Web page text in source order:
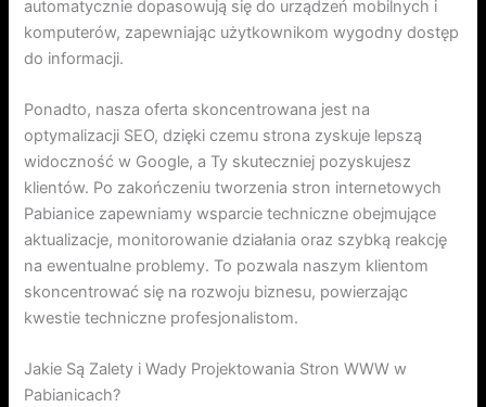
automatycznie dopasowują się do urządzeń mobilnych i
komputerów, zapewniając użytkownikom wygodny dostęp
do informacji.
Ponadto, nasza oferta skoncentrowana jest na
optymalizacji SEO, dzięki czemu strona zyskuje lepszą
widoczność w Google, a Ty skuteczniej pozyskujesz
klientów. Po zakończeniu tworzenia stron internetowych
Pabianice zapewniamy wsparcie techniczne obejmujące
aktualizacje, monitorowanie działania oraz szybką reakcję
na ewentualne problemy. To pozwala naszym klientom
skoncentrować się na rozwoju biznesu, powierzając
kwestie techniczne profesjonalistom.
Jakie Są Zalety i Wady Projektowania Stron WWW w
Pabianicach?